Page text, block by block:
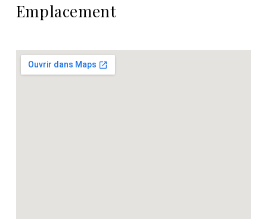
Emplacement